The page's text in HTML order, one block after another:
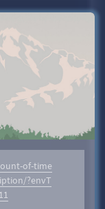
of-time
?envT